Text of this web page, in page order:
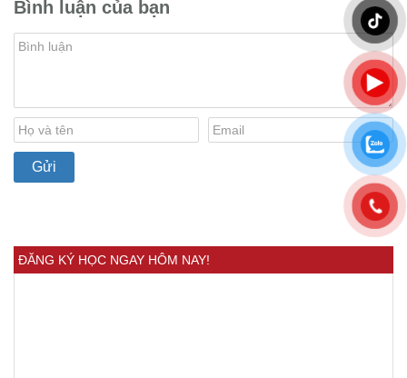
Bình luận của bạn
ĐĂNG KÝ HỌC NGAY HÔM NAY!